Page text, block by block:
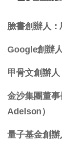
臉書創辦人
Google創辦
甲骨文創辦
金沙集團董
Adelson）
量子基金創辦